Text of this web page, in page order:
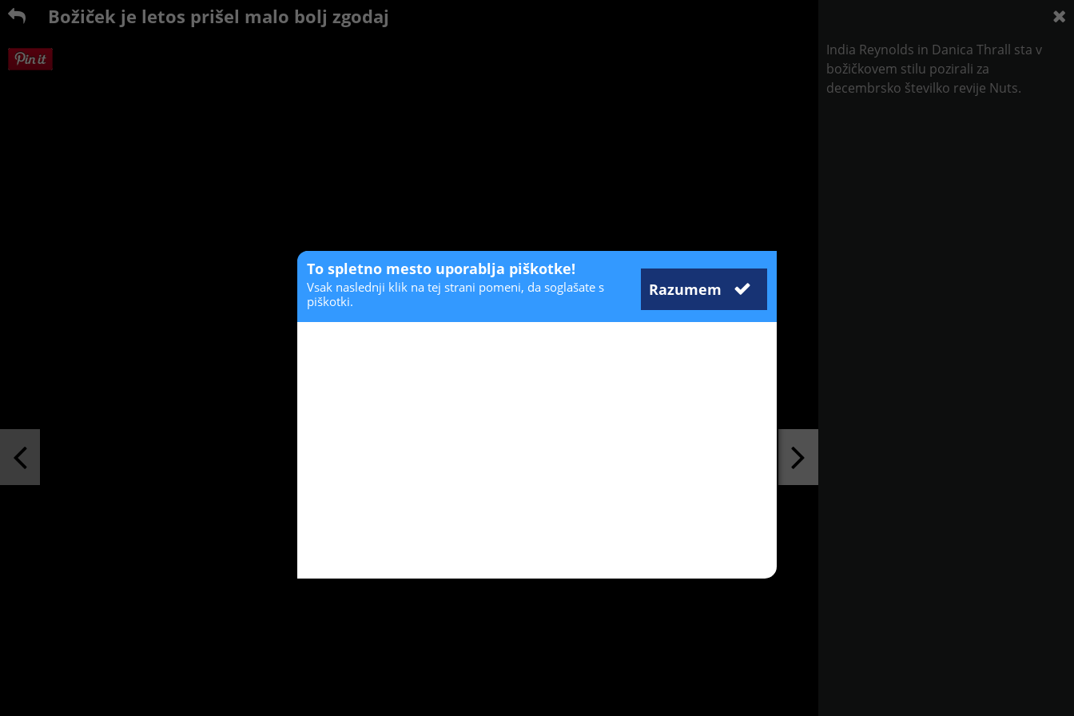
Božiček je letos prišel malo bolj zgodaj
India Reynolds in Danica Thrall sta v
božičkovem stilu pozirali za
decembrsko številko revije Nuts.
To spletno mesto uporablja piškotke!
Razumem
Vsak naslednji klik na tej strani pomeni, da soglašate s
piškotki.